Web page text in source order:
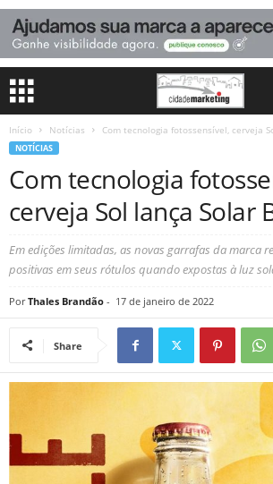
Início Notícias Com tecnologia fotossensível, cerveja
NOTÍCIAS
Com tecnologia
cerveja Sol lança Solar
Em edições limitadas, as novas garrafas da marca
positivas em seus rótulos quando expostas à luz
Por Thales Brandão - 17 de janeiro de 2022
Share